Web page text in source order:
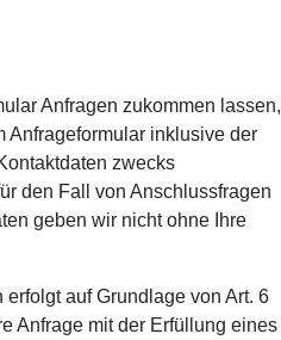
Anfragen zukommen lassen,
Anfrageformular inklusive der
zwecks
den Fall von Anschlussfragen
geben wir nicht ohne Ihre
auf Grundlage von Art. 6
Anfrage mit der Erfüllung eines